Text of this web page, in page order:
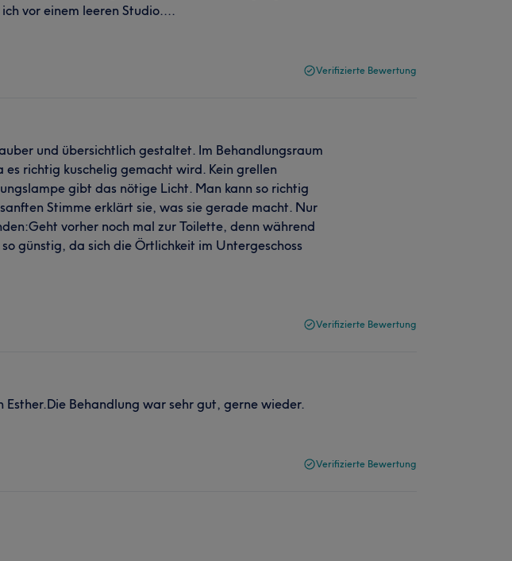
vor einem leeren Studio....
Verifizierte Bewertung
und übersichtlich gestaltet. Im Behandlungsraum
es richtig kuschelig gemacht wird. Kein grellen
gibt das nötige Licht. Man kann so richtig
Stimme erklärt sie, was sie gerade macht. Nur
vorher noch mal zur Toilette, denn während
günstig, da sich die Örtlichkeit im Untergeschoss
Verifizierte Bewertung
Esther.Die Behandlung war sehr gut, gerne wieder.
Verifizierte Bewertung